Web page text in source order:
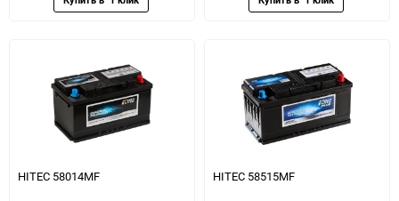
HITEC 58014MF HITEC 58515MF